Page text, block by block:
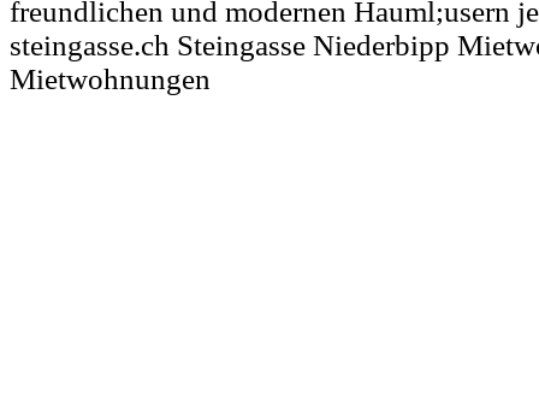
freundlichen und modernen Hauml;usern
steingasse.ch Steingasse Niederbipp
Mietwohnungen